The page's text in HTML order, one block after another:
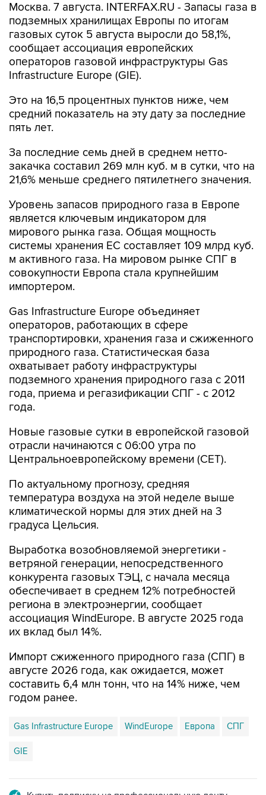
Москва. 7 августа. INTERFAX.RU - Запасы газа в
подземных хранилищах Европы по итогам
газовых суток 5 августа выросли до 58,1%,
сообщает ассоциация европейских
операторов газовой инфраструктуры Gas
Infrastructure Europe (GIE).
Это на 16,5 процентных пунктов ниже, чем
средний показатель на эту дату за последние
пять лет.
За последние семь дней в среднем нетто-
закачка составил 269 млн куб. м в сутки, что на
21,6% меньше среднего пятилетнего значения.
Уровень запасов природного газа в Европе
является ключевым индикатором для
мирового рынка газа. Общая мощность
системы хранения ЕС составляет 109 млрд куб.
м активного газа. На мировом рынке СПГ в
совокупности Европа стала крупнейшим
импортером.
Gas Infrastructure Europe объединяет
операторов, работающих в сфере
транспортировки, хранения газа и сжиженного
природного газа. Статистическая база
охватывает работу инфраструктуры
подземного хранения природного газа с 2011
года, приема и регазификации СПГ - с 2012
года.
Новые газовые сутки в европейской газовой
отрасли начинаются c 06:00 утра по
Центральноевропейскому времени (CET).
По актуальному прогнозу, средняя
температура воздуха на этой неделе выше
климатической нормы для этих дней на 3
градуса Цельсия.
Выработка возобновляемой энергетики -
ветряной генерации, непосредственного
конкурента газовых ТЭЦ, с начала месяца
обеспечивает в среднем 12% потребностей
региона в электроэнергии, сообщает
ассоциация WindEurope. В августе 2025 года
их вклад был 14%.
Импорт сжиженного природного газа (СПГ) в
августе 2026 года, как ожидается, может
составить 6,4 млн тонн, что на 14% ниже, чем
годом ранее.
Gas Infrastructure Europe WindEurope Европа СПГ
GIE